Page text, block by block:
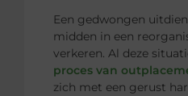
Een gedwongen
midden in een
verkeren. Al deze
proces van
zich met een gerust